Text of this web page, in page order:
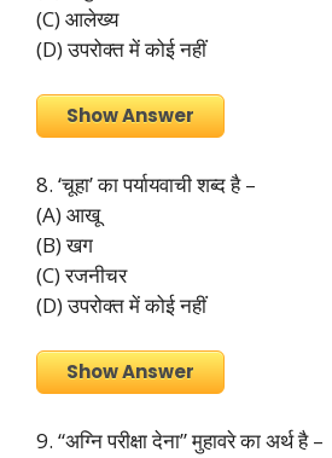
(C) आलेख्य
(D) उपरोक्त में कोई नहीं
Show Answer
8. ‘चूहा’ का पर्यायवाची शब्द है –
(A) आखू
(B) खग
(C) रजनीचर
(D) उपरोक्त में कोई नहीं
Show Answer
9. “अग्नि परीक्षा देना” मुहावरे का अर्थ है –